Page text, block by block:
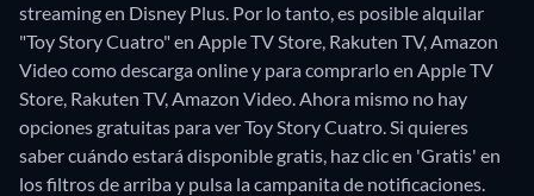
streaming en Disney Plus. Por lo tanto, es posible alquilar
"Toy Story Cuatro" en Apple TV Store, Rakuten TV, Amazon
Video como descarga online y para comprarlo en Apple TV
Store, Rakuten TV, Amazon Video.Ahora mismo no hay
opciones gratuitas para ver Toy Story Cuatro. Si quieres
saber cuándo estará disponible gratis, haz clic en 'Gratis' en
los filtros de arriba y pulsa la campanita de notificaciones.